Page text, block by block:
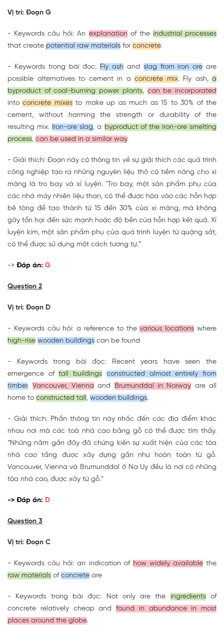
Vị trí: Đoạn G
- Keywords câu hỏi: An explanation of the industrial processes
that create potential raw materials for concrete.
- Keywords trong bài đọc: Fly ash and slag from iron ore are
possible alternatives to cement in a concrete mix. Fly ash, a
byproduct of coal-burning power plants, can be incorporated
intoconcrete mixesto make up as much as 15 to 30% of the
cement, without harming the strength or durability of the
resulting mix. Iron-ore slag, a byproduct of the iron-ore smelting
process, can be used in a similar way.
- Giải thích: Đoạn này có thông tin về sự giải thích các quá trình
công nghiệp tạo ra những nguyên liệu thô có tiềm năng cho xi
măng là tro bay và xỉ luyện. "Tro bay, một sản phẩm phụ của
các nhà máy nhiên liệu than, có thể được hòa vào các hỗn hợp
bê tông để tạo thành từ 15 đến 30% của xi măng, mà không
gây tổn hại đến sức mạnh hoặc độ bền của hỗn hợp kết quả. Xỉ
luyện kim, một sản phẩm phụ của quá trình luyện từ quặng sắt,
có thể được sử dụng một cách tương tự.”
-> Đáp án: G
Question 2
Vị trí: Đoạn D
- Keywords câu hỏi: a reference to thevarious locations where
high-rise wooden buildings can be found
- Keywords trong bài đọc: Recent years have seen the
emergence oftall buildings constructed almost entirely from
timber.Vancouver, Vienna and Brumunddal in Norway are all
home to constructed tall , wooden buildings.
- Giải thích: Phần thông tin này nhắc đến các địa điểm khác
nhau nơi mà các toà nhà cao bằng gỗ có thể được tìm thấy.
“Những năm gần đây đã chứng kiến sự xuất hiện của các tòa
nhà cao tầng được xây dựng gần như hoàn toàn từ gỗ.
Vancouver, Vienna và Brumunddal ở Na Uy đều là nơi có những
tòa nhà cao, được xây từ gỗ.”
-> Đáp án: D
Question 3
Vị trí: Đoạn C
- Keywords câu hỏi: an indication of how widely availablethe
raw materials of concrete are
- Keywords trong bài đọc: Not only are the ingredientsof
concrete relatively cheap and found in abundance in most
places around the globe.